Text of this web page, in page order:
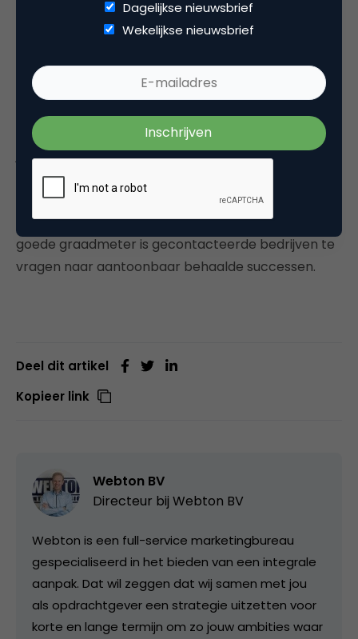
Ben je er vervolgens aan toe om een samenwerking
aan te gaan met een professionele linkbuilding
company, dan ontdek je al snel dat er zo
welk bedrijf je nu écht in de beste handen bent
. Wil
je de absolute top bereiken, dan is het belangrijk
kritisch te zijn én te blijven. Kies voor een site die
goed aangeschreven staat en die het liefst
overstroomt van louter positieve reviews. Ook een
goede graadmeter is gecontacteerde bedrijven te
vragen naar aantoonbaar behaalde successen.
Deel dit artikel
Kopieer link
Webton BV
Directeur bij Webton BV
Webton is een full-service marketingbureau
gespecialiseerd in het bieden van een integrale
aanpak. Dat wil zeggen dat wij samen met jou
als opdrachtgever een strategie uitzetten voor
korte en lange termijn om zo jouw ambities waar
Dagelijkse nieuwsbrief
Wekelijkse nieuwsbrief